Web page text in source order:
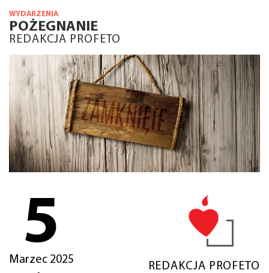
WYDARZENIA
POŻEGNANIE
REDAKCJA PROFETO
5
Marzec 2025
REDAKCJA PROFETO